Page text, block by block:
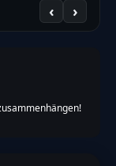
‹ ›